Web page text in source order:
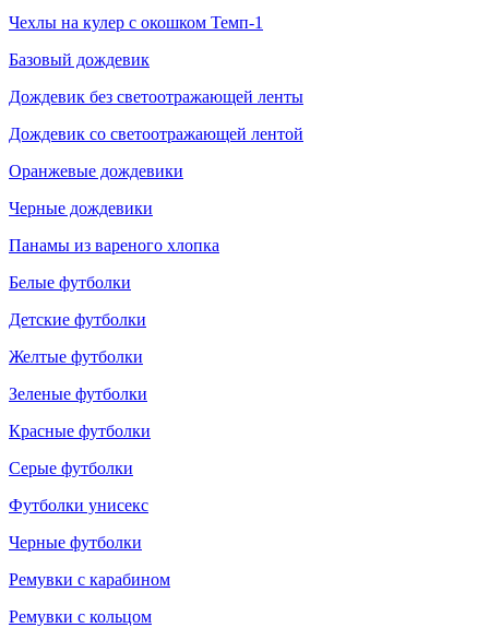
Чехлы на кулер с окошком Темп-1
Базовый дождевик
Дождевик без светоотражающей ленты
Дождевик со светоотражающей лентой
Оранжевые дождевики
Черные дождевики
Панамы из вареного хлопка
Белые футболки
Детские футболки
Желтые футболки
Зеленые футболки
Красные футболки
Серые футболки
Футболки унисекс
Черные футболки
Ремувки с карабином
Ремувки с кольцом